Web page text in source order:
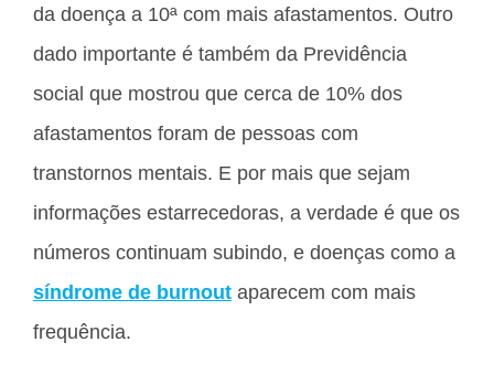
da doença a 10ª com mais afastamentos. Outro
dado importante é também da Previdência
social que mostrou que cerca de 10% dos
afastamentos foram de pessoas com
transtornos mentais. E por mais que sejam
informações estarrecedoras, a verdade é que os
números continuam subindo, e doenças como a
síndrome de burnout aparecem com mais
frequência.